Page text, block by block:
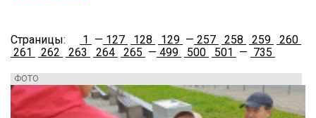
Страницы: 1 — 127 128 129 — 257 258 259
260
261
262 263 264 265 — 499 500 501 — 735
ФОТО